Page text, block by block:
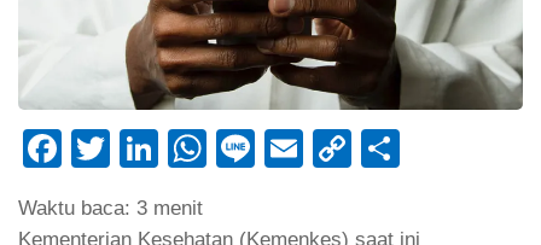
Facebook
TwitterLinkedIn
WhatsApp
LineEmailCopy
Waktu baca: 3 menit
Kementerian Kesehatan (Kemenkes) saat ini